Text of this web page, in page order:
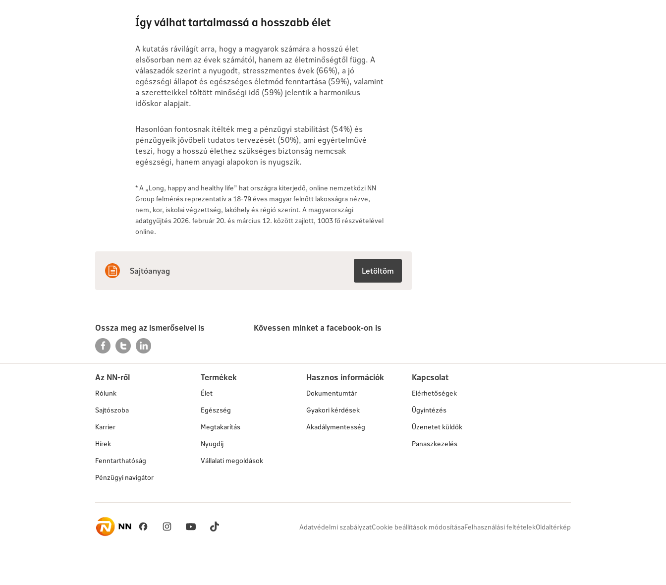
Így válhat tartalmassá a hosszabb élet
A kutatás rávilágít arra, hogy a magyarok számára a hosszú élet
elsősorban nem az évek számától, hanem az életminőségtől függ. A
válaszadók szerint a nyugodt, stresszmentes évek (66%), a jó
egészségi állapot és egészséges életmód fenntartása (59%), valamint
a szeretteikkel töltött minőségi idő (59%) jelentik a harmonikus
időskor alapjait.
Hasonlóan fontosnak ítélték meg a pénzügyi stabilitást (54%) és
pénzügyeik jövőbeli tudatos tervezését (50%), ami egyértelművé
teszi, hogy a hosszú élethez szükséges biztonság nemcsak
egészségi, hanem anyagi alapokon is nyugszik.
* A „Long, happy and healthy life” hat országra kiterjedő, online nemzetközi NN
Group felmérés reprezentatív a 18-79 éves magyar felnőtt lakosságra nézve,
nem, kor, iskolai végzettség, lakóhely és régió szerint. A magyarországi
adatgyűjtés 2026. február 20. és március 12. között zajlott, 1003 fő részvételével
online.
Sajtóanyag Letöltöm
Ossza meg az ismerőseivel is Kövessen minket a facebook-on is
Az NN-ről
Rólunk
Sajtószoba
Karrier
Hírek
Fenntarthatóság
Pénzügyi navigátor
Termékek
Élet
Egészség
Megtakarítás
Nyugdíj
Vállalati megoldások
Hasznos információk
Dokumentumtár
Gyakori kérdések
Akadálymentesség
Kapcsolat
Elérhetőségek
Ügyintézés
Üzenetet küldök
Panaszkezelés
Adatvédelmi szabályzatCookie beállítások módosításaFelhasználási feltételekOldaltérkép